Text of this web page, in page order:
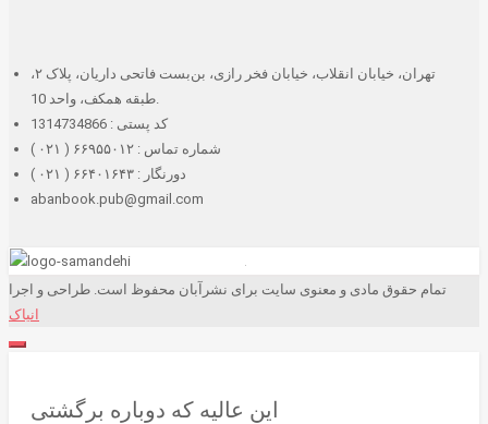
تهران، خیابان انقلاب، خیابان فخر رازی، بن‌بست فاتحی داریان، پلاک ۲،
کد پستی : 1314734866
شماره تماس : ۶۶۹۵۵۰۱۲ ( ۰۲۱ )
دورنگار : ۶۶۴۰۱۶۴۳ ( ۰۲۱ )
abanbook.pub@gmail.com
تمام حقوق مادی و معنوی سایت برای نشرآبان محفوظ است. طراحی و اجرا
انیاک
این عالیه که دوباره برگشتی